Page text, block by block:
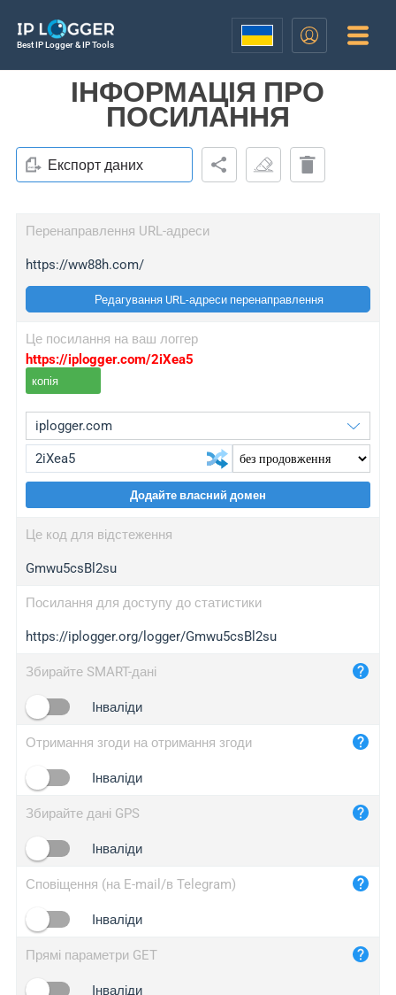
Best IP Logger & IP Tools
ІНФОРМАЦІЯ ПРО
ПОСИЛАННЯ
Експорт даних
Перенаправлення URL-адреси
https://ww88h.com/
Редагування URL-адреси перенаправлення
Це посилання на ваш логгер
https://iplogger.com/2iXea5
копія
wl.gl
ed.tc
iplogger.com
maper.info
2no.co
yip.su
iplogger.info
Додайте власний домен
Це код для відстеження
Gmwu5csBl2su
Посилання для доступу до статистики
https://iplogger.org/logger/Gmwu5csBl2su
Збирайте SMART-дані
Інваліди
Отримання згоди на отримання згоди
Інваліди
Збирайте дані GPS
Інваліди
Сповіщення (на E-mail/в Telegram)
Інваліди
Прямі параметри GET
Інваліди